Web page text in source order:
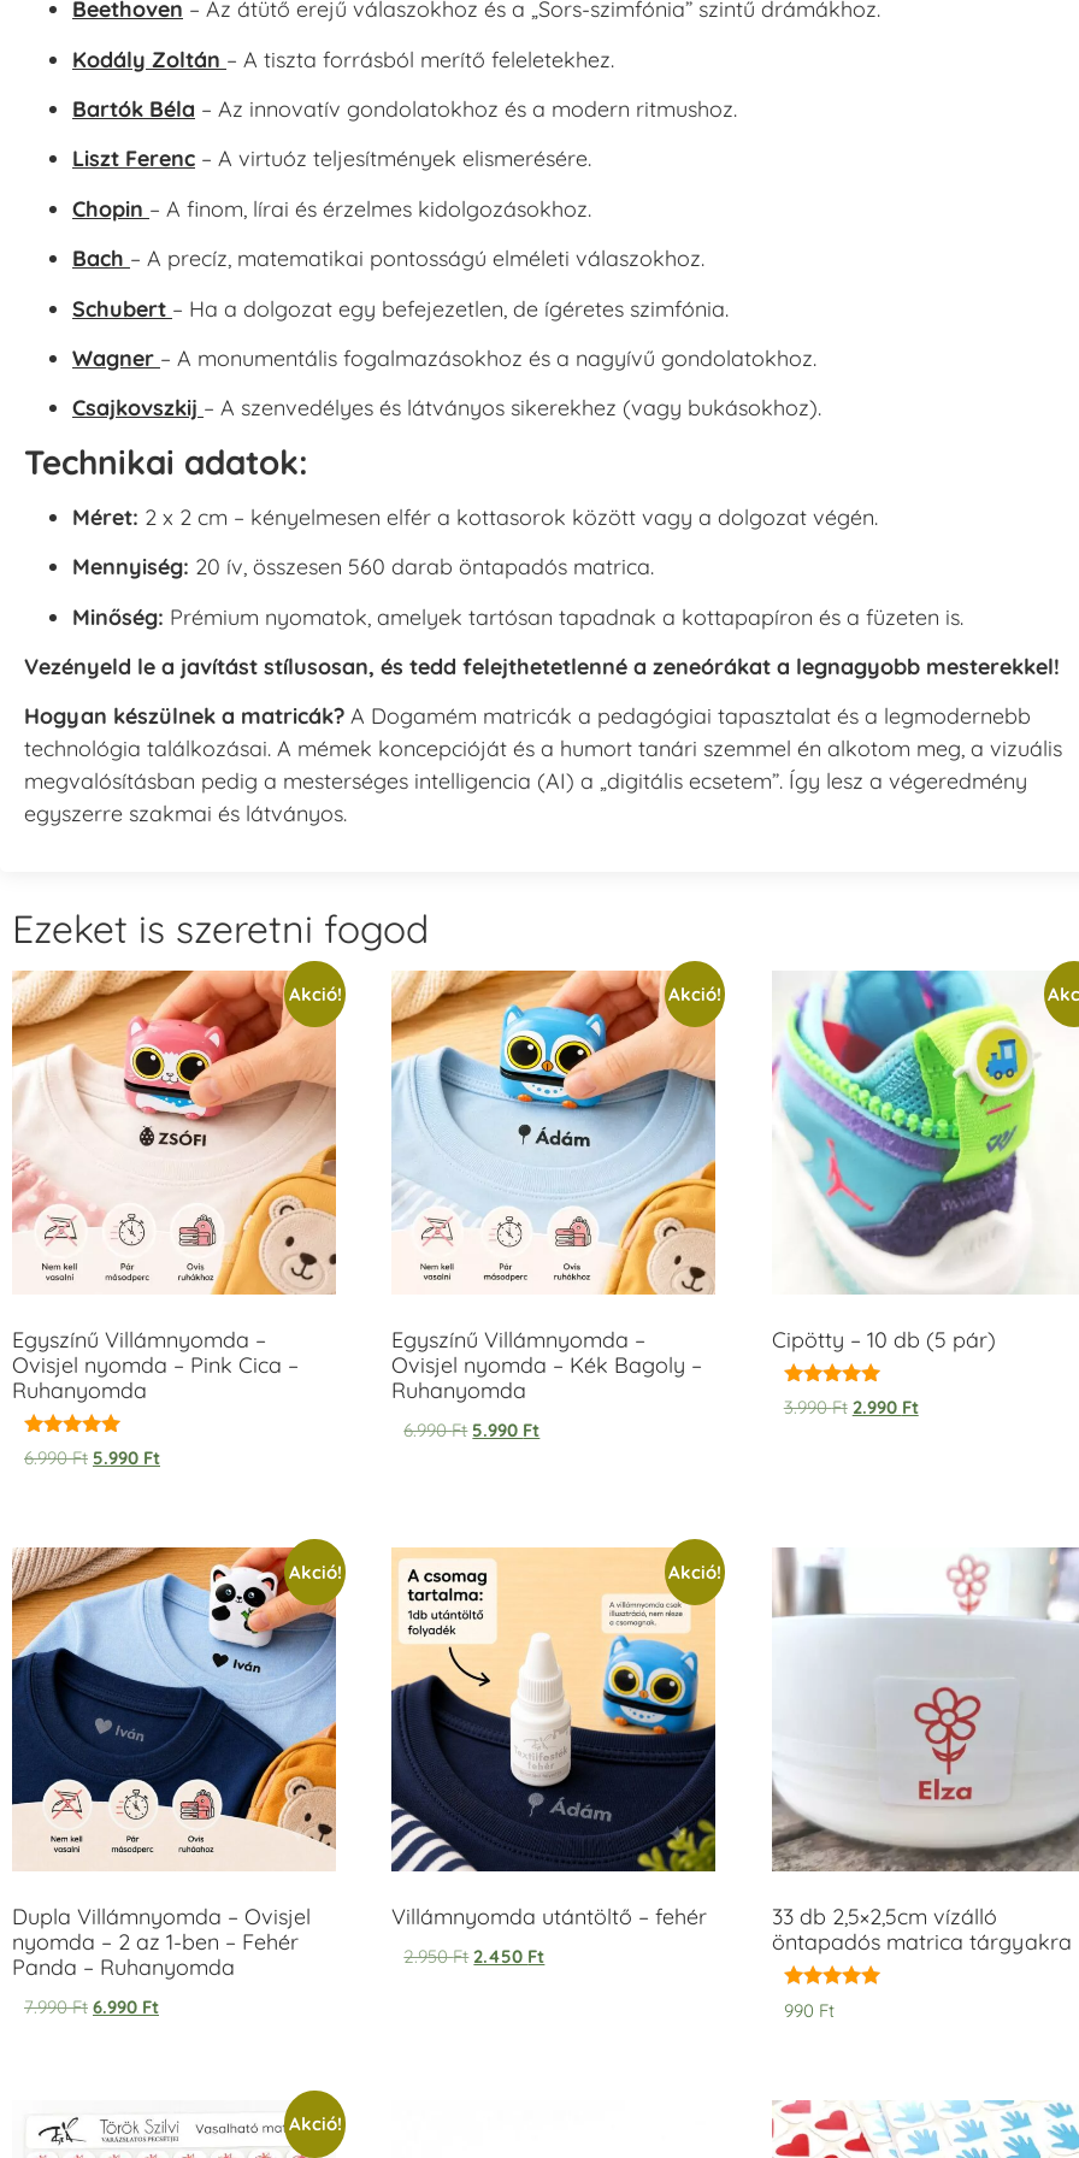
Beethoven – Az átütő erejű válaszokhoz és a „Sors-szimfónia” szintű drámákhoz.
Kodály Zoltán – A tiszta forrásból merítő feleletekhez.
Bartók Béla – Az innovatív gondolatokhoz és a modern ritmushoz.
Liszt Ferenc – A virtuóz teljesítmények elismerésére.
Chopin – A finom, lírai és érzelmes kidolgozásokhoz.
Bach – A precíz, matematikai pontosságú elméleti válaszokhoz.
Schubert – Ha a dolgozat egy befejezetlen, de ígéretes szimfónia.
Wagner – A monumentális fogalmazásokhoz és a nagyívű gondolatokhoz.
Csajkovszkij – A szenvedélyes és látványos sikerekhez (vagy bukásokhoz).
Technikai adatok:
Méret: 2 x 2 cm – kényelmesen elfér a kottasorok között vagy a dolgozat végén.
Mennyiség: 20 ív, összesen 560 darab öntapadós matrica.
Minőség: Prémium nyomatok, amelyek tartósan tapadnak a kottapapíron és a füzeten is.
Vezényeld le a javítást stílusosan, és tedd felejthetetlenné a zeneórákat a legnagyobb mesterekkel!
Hogyan készülnek a matricák? A Dogamém matricák a pedagógiai tapasztalat és a legmodernebb
technológia találkozásai. A mémek koncepcióját és a humort tanári szemmel én alkotom meg, a vizuális
megvalósításban pedig a mesterséges intelligencia (AI) a „digitális ecsetem”. Így lesz a végeredmény
egyszerre szakmai és látványos.
Ezeket is szeretni fogod
Akció!
Egyszínű Villámnyomda –
Ovisjel nyomda – Pink Cica –
Ruhanyomda
Értékelés:
5.00
6.990Ft 5.990 Ft
Akció!
Egyszínű Villámnyomda –
Ovisjel nyomda – Kék Bagoly –
Ruhanyomda
6.990Ft 5.990 Ft
Cipötty – 10 db (5 pár)
Értékelés:
5.00
3.990Ft 2.990 Ft
Akció!
Dupla Villámnyomda – Ovisjel
nyomda – 2 az 1-ben – Fehér
Panda – Ruhanyomda
7.990Ft 6.990 Ft
Akció!
Villámnyomda utántöltő – fehér
2.950Ft 2.450 Ft
33 db 2,5×2,5cm vízálló
öntapadós matrica tárgyakra
Értékelés:
5.00
990 Ft
Akció!